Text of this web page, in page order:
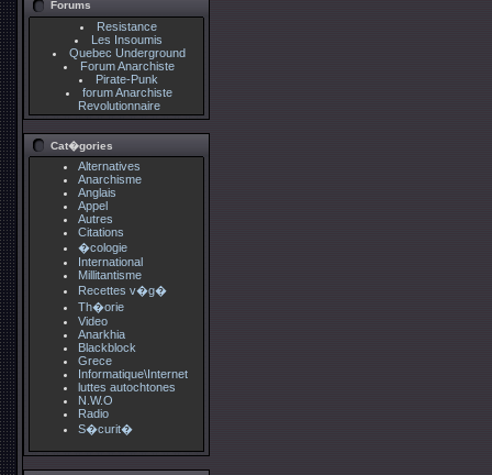
Forums
Resistance
Les Insoumis
Quebec Underground
Forum Anarchiste
Pirate-Punk
forum Anarchiste
Revolutionnaire
Cat�gories
Alternatives
Anarchisme
Anglais
Appel
Autres
Citations
�cologie
International
Millitantisme
Recettes v�g�
Th�orie
Video
Anarkhia
Blackblock
Grece
Informatique\Internet
luttes autochtones
N.W.O
Radio
S�curit�